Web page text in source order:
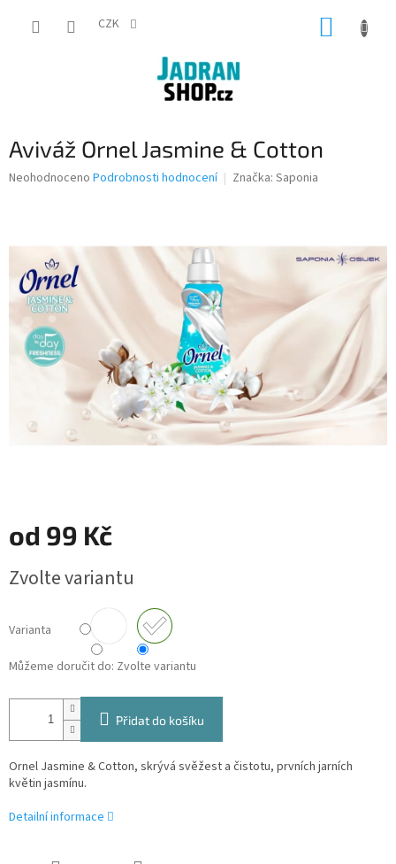
CZK
Aviváž Ornel Jasmine & Cotton
Průměrné
0,0
5
hvězdiček.
Neohodnoceno Podrobnosti hodnocení Značka: Saponia
od 99 Kč
cena:
Zvolte variantu
Varianta
Můžeme doručit do: Zvolte variantu
Přidat do košíku
Ornel Jasmine & Cotton, skrývá svěžest a čistotu, prvních jarních
květin jasmínu.
Detailní informace